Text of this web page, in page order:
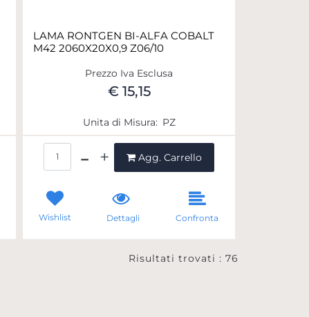
LAMA RONTGEN BI-ALFA COBALT
M42 2060X20X0,9 Z06/10
Prezzo Iva Esclusa
€ 15,15
Unita di Misura: PZ
Agg. Carrello
Wishlist Dettagli Confronta
Risultati trovati : 76